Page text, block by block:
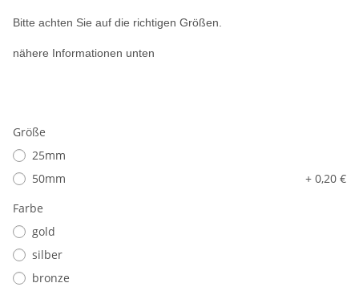
Bitte achten Sie auf die richtigen Größen.
nähere Informationen unten
Größe
25mm
50mm
+ 0,20 €
Farbe
gold
silber
bronze